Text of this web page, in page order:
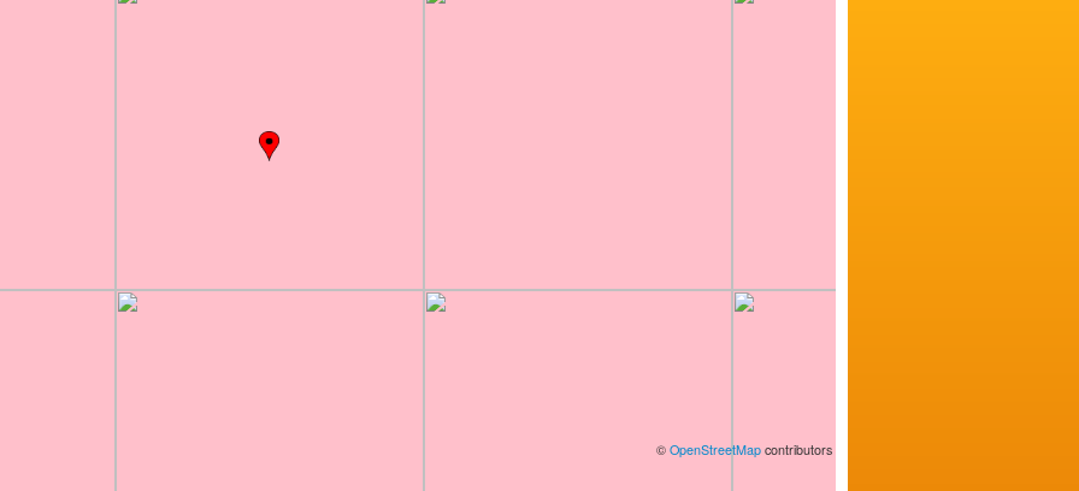
© OpenStreetMap contributors